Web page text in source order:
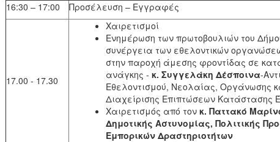
16:30 – 17:00
Προσέλευση – Εγγραφές
17.00 - 17.30
Χαιρετισμοί
Ενημέρωση των πρωτοβουλιών του
συνέργεια των εθελοντικών
στην παροχή άμεσης φροντίδας σε
ανάγκης - κ. Συγγελάκη Δέσποινα-
Εθελοντισμού, Νεολαίας, Οργάνωσης
Διαχείρισης Επιπτώσεων Κατάστασης
Χαιρετισμός από τον κ. Παττακό
Δημοτικής Αστυνομίας, Πολιτικής
Εμπορικών Δραστηριοτήτων